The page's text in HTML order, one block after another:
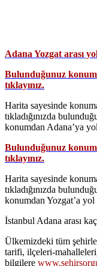
Adana Yozgat arası
Bulunduğunuz
tıklayınız.
Harita sayesinde
tıkladığınızda
konumdan Adana’ya
Bulunduğunuz
tıklayınız.
Harita sayesinde
tıkladığınızda
konumdan Yozgat’a
İstanbul Adana arası
Ülkemizdeki tüm
tarifi, ilçeleri-
bilgilere